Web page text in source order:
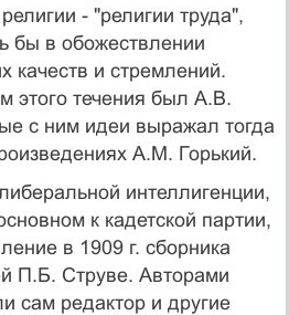
- "религии труда",
бы в обожествлении
качеств и стремлений.
этого течения был А.В.
с ним идеи выражал тогда
А.М. Горький.
интеллигенции,
к кадетской партии,
в 1909 г. сборника
П.Б. Струве. Авторами
сам редактор и другие